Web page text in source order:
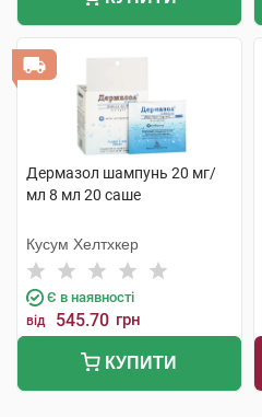
Дермазол шампунь 20 мг/
мл 8 мл 20 саше
Кусум Хелтхкер
Є в наявності
від 545.70 грн
КУПИТИ